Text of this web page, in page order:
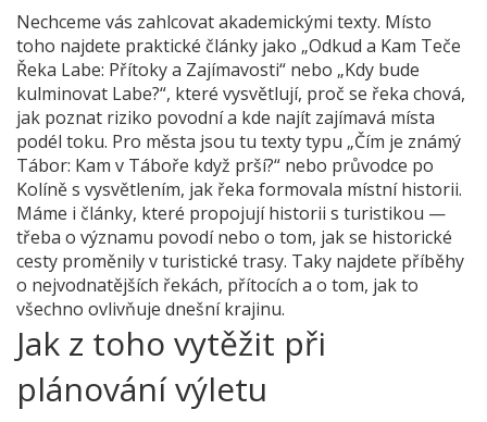
Nechceme vás zahlcovat akademickými texty. Místo
toho najdete praktické články jako „Odkud a Kam Teče
Řeka Labe: Přítoky a Zajímavosti“ nebo „Kdy bude
kulminovat Labe?“, které vysvětlují, proč se řeka chová,
jak poznat riziko povodní a kde najít zajímavá místa
podél toku. Pro města jsou tu texty typu „Čím je známý
Tábor: Kam v Táboře když prší?“ nebo průvodce po
Kolíně s vysvětlením, jak řeka formovala místní historii.
Máme i články, které propojují historii s turistikou —
třeba o významu povodí nebo o tom, jak se historické
cesty proměnily v turistické trasy. Taky najdete příběhy
o nejvodnatějších řekách, přítocích a o tom, jak to
všechno ovlivňuje dnešní krajinu.
Jak z toho vytěžit při
plánování výletu